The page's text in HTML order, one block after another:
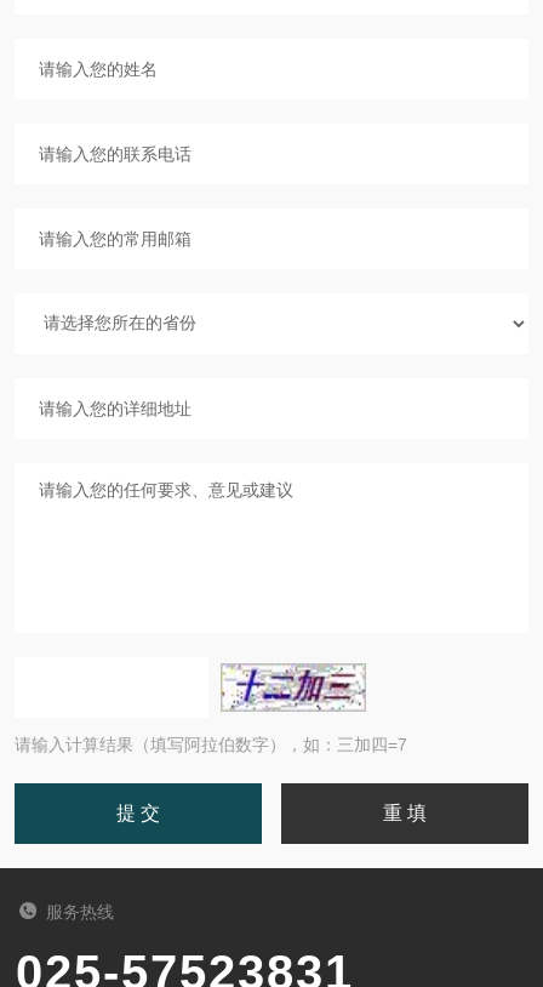
请输入计算结果（填写阿拉伯数字），如：三加四=7
服务热线
025-57523831